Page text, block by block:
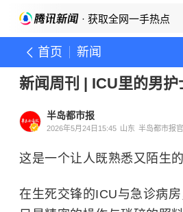
· 获取全网一手热点
首页 新闻
新闻周刊 | ICU里的男护
半岛都市报
2026年5月24日15:45 山东 半岛都市报
这是一个让人既熟悉又陌生的
在生死交锋的ICU与急诊病